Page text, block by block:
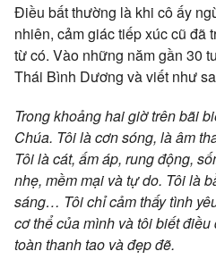
Điều bất thường là khi cô ấy
nhiên, cảm giác tiếp xúc cũ đã
từ có. Vào những năm gần 30
Thái Bình Dương và viết như
Trong khoảng hai giờ trên bãi
Chúa. Tôi là cơn sóng, là âm
Tôi là cát, ấm áp, rung động,
nhẹ, mềm mại và tự do. Tôi là
sáng… Tôi chỉ cảm thấy tình
cơ thể của mình và tôi biết
toàn thanh tao và đẹp đẽ.